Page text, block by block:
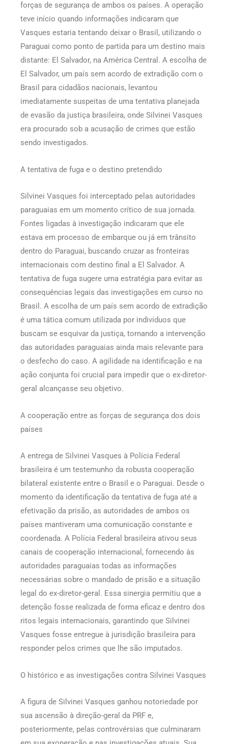
forças de segurança de ambos os países. A operação
teve início quando informações indicaram que
Vasques estaria tentando deixar o Brasil, utilizando o
Paraguai como ponto de partida para um destino mais
distante: El Salvador, na América Central. A escolha de
El Salvador, um país sem acordo de extradição com o
Brasil para cidadãos nacionais, levantou
imediatamente suspeitas de uma tentativa planejada
de evasão da justiça brasileira, onde Silvinei Vasques
era procurado sob a acusação de crimes que estão
sendo investigados.
A tentativa de fuga e o destino pretendido
Silvinei Vasques foi interceptado pelas autoridades
paraguaias em um momento crítico de sua jornada.
Fontes ligadas à investigação indicaram que ele
estava em processo de embarque ou já em trânsito
dentro do Paraguai, buscando cruzar as fronteiras
internacionais com destino final a El Salvador. A
tentativa de fuga sugere uma estratégia para evitar as
consequências legais das investigações em curso no
Brasil. A escolha de um país sem acordo de extradição
é uma tática comum utilizada por indivíduos que
buscam se esquivar da justiça, tornando a intervenção
das autoridades paraguaias ainda mais relevante para
o desfecho do caso. A agilidade na identificação e na
ação conjunta foi crucial para impedir que o ex-diretor-
geral alcançasse seu objetivo.
A cooperação entre as forças de segurança dos dois
países
A entrega de Silvinei Vasques à Polícia Federal
brasileira é um testemunho da robusta cooperação
bilateral existente entre o Brasil e o Paraguai. Desde o
momento da identificação da tentativa de fuga até a
efetivação da prisão, as autoridades de ambos os
países mantiveram uma comunicação constante e
coordenada. A Polícia Federal brasileira ativou seus
canais de cooperação internacional, fornecendo às
autoridades paraguaias todas as informações
necessárias sobre o mandado de prisão e a situação
legal do ex-diretor-geral. Essa sinergia permitiu que a
detenção fosse realizada de forma eficaz e dentro dos
ritos legais internacionais, garantindo que Silvinei
Vasques fosse entregue à jurisdição brasileira para
responder pelos crimes que lhe são imputados.
O histórico e as investigações contra Silvinei Vasques
A figura de Silvinei Vasques ganhou notoriedade por
sua ascensão à direção-geral da PRF e,
posteriormente, pelas controvérsias que culminaram